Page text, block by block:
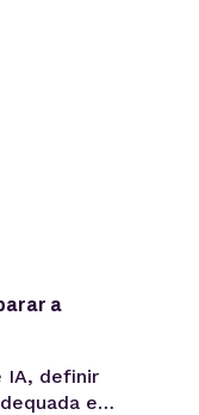
a
IA, definir
e